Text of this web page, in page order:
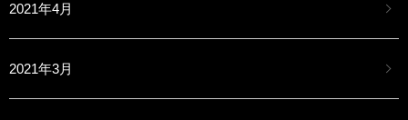
2021年4月
2021年3月